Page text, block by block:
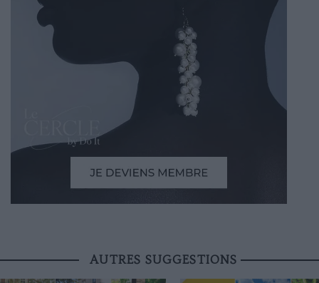
AUTRES SUGGESTIONS